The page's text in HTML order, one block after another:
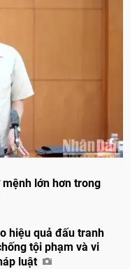
lớn hơn trong
hiệu quả đấu tranh
tội phạm và vi
luật